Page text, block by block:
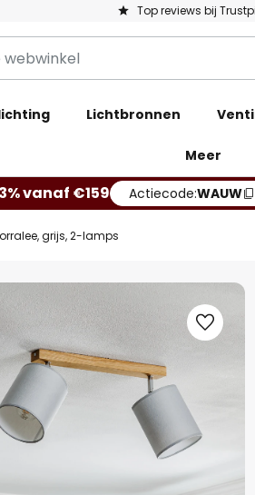
Top reviews bij
Lichtbronnen
Meer
vanaf €159 Actiecode:WAUW
grijs, 2-lamps